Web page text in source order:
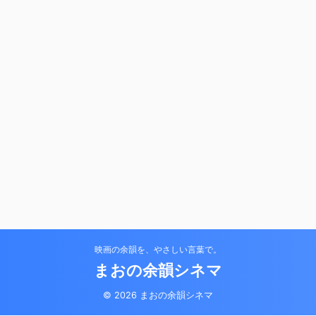
映画の余韻を、やさしい言葉で。
まおの余韻シネマ
© 2026 まおの余韻シネマ